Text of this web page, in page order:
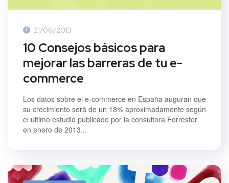
21/06/2013
10 Consejos básicos para
mejorar las barreras de tu e-
commerce
Los datos sobre el e-commerce en España auguran que
su crecimiento será de un 18% aproximadamente según
el último estudio publicado por la consultora Forrester
en enero de 2013...